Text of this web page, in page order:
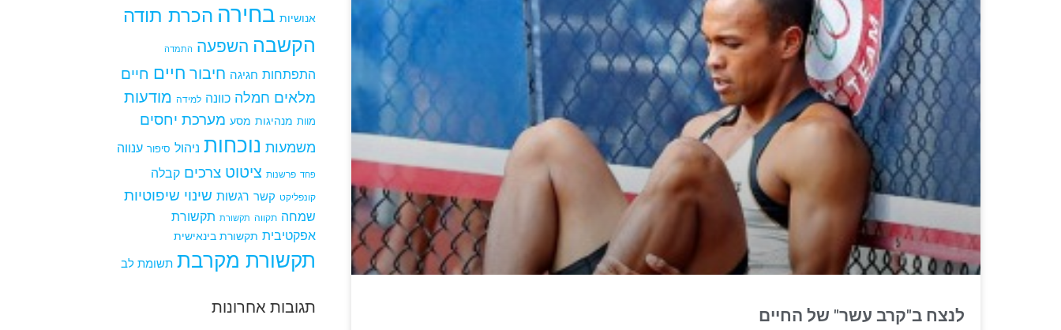
לנצח ב"קרב עשר" של החיים
אנושיות בחירה הכרת תודה
הקשבה השפעה התמדה
התפתחות חגיגה חיבור חיים חיים
מלאים חמלה כוונה למידה מודעות
מוות מנהיגות מסע מערכת יחסים
משמעות נוכחות ניהול סיפור ענווה
פחד פרשנות ציטוט צרכים קבלה
קונפליקט קשר רגשות שינוי שיפוטיות
שמחה תקווה תקשורת תקשורת
אפקטיבית תקשורת בינאישית
תקשורת מקרבת תשומת לב
תגובות אחרונות